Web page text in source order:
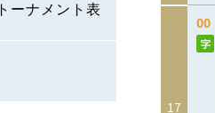
トーナメント表